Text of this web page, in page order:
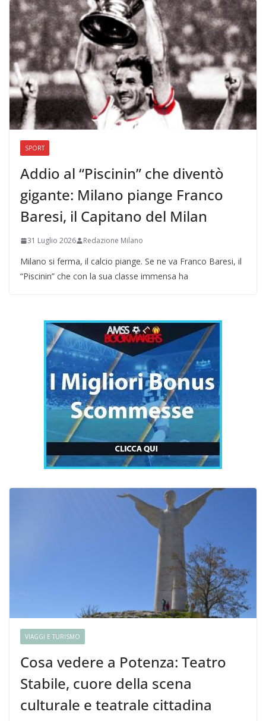
SPORT
Addio al “Piscinin” che diventò
gigante: Milano piange Franco
Baresi, il Capitano del Milan
31 Luglio 2026 Redazione Milano
Milano si ferma, il calcio piange. Se ne va Franco Baresi, il
“Piscinin” che con la sua classe immensa ha
VIAGGI E TURISMO
Cosa vedere a Potenza: Teatro
Stabile, cuore della scena
culturale e teatrale cittadina